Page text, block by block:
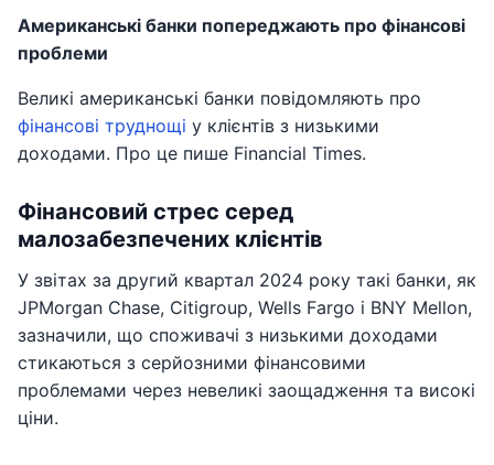
Американські банки попереджають про фінансові
проблеми
Великі американські банки повідомляють про
фінансові труднощі у клієнтів з низькими
доходами. Про це пише Financial Times.
Фінансовий стрес серед
малозабезпечених клієнтів
У звітах за другий квартал 2024 року такі банки, як
JPMorgan Chase, Citigroup, Wells Fargo і BNY Mellon,
зазначили, що споживачі з низькими доходами
стикаються з серйозними фінансовими
проблемами через невеликі заощадження та високі
ціни.